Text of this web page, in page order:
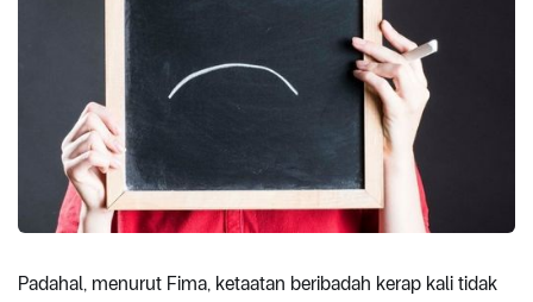
Padahal, menurut Fima, ketaatan beribadah kerap kali tidak